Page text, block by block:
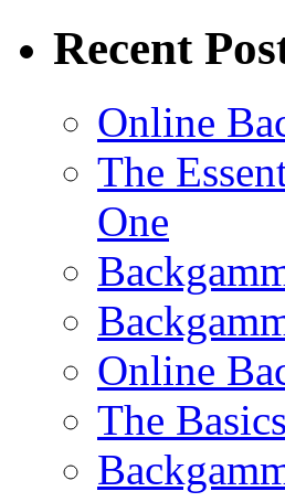
Recent
Online
The
One
Online
The